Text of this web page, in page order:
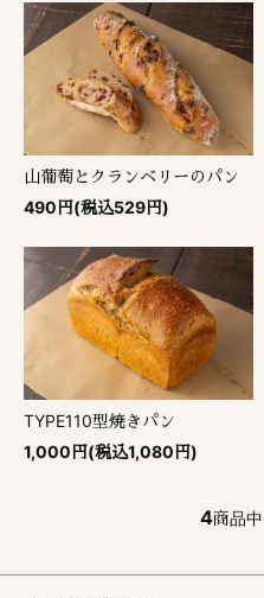
山葡萄とクランベリーのパン
490円(税込529円)
TYPE110型焼きパン
1,000円(税込1,080円)
4商品中